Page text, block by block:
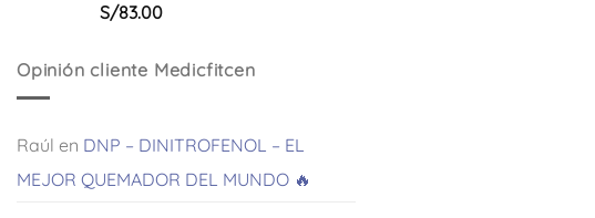
Valorado
S/83.00
Opinión cliente Medicfitcen
Raúl en DNP – DINITROFENOL – EL
MEJOR QUEMADOR DEL MUNDO 🔥